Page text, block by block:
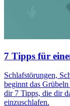
7 Tipps für
Schlafstörungen,
beginnt das
dir 7 Tipps, die dir
einzuschlafen.